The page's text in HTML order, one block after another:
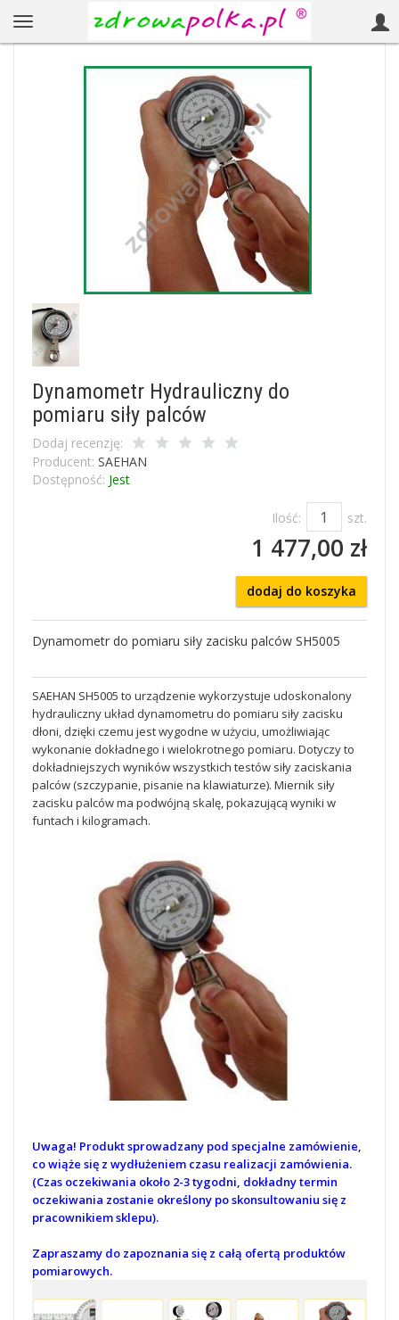
Dynamometr Hydrauliczny do
pomiaru siły palców
Dodaj recenzję:
Producent: SAEHAN
Dostępność: Jest
Ilość: szt.
1 477,00 zł
dodaj do koszyka
Dynamometr do pomiaru siły zacisku palców SH5005
SAEHAN SH5005 to urządzenie wykorzystuje udoskonalony
hydrauliczny układ dynamometru do pomiaru siły zacisku
dłoni, dzięki czemu jest wygodne w użyciu, umożliwiając
wykonanie dokładnego i wielokrotnego pomiaru. Dotyczy to
dokładniejszych wyników wszystkich testów siły zaciskania
palców (szczypanie, pisanie na klawiaturze). Miernik siły
zacisku palców ma podwójną skalę, pokazującą wyniki w
funtach i kilogramach.
Uwaga! Produkt sprowadzany pod specjalne zamówienie,
co wiąże się z wydłużeniem czasu realizacji zamówienia.
(Czas oczekiwania około 2-3 tygodni, dokładny termin
oczekiwania zostanie określony po skonsultowaniu się z
pracownikiem sklepu).
Zapraszamy do zapoznania się z całą ofertą produktów
pomiarowych.